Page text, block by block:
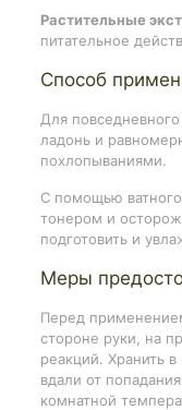
Растительные
питательное
Способ
Для
ладонь и
похлопываниями.
С помощью
тонером и
подготовить и
Меры
Перед
стороне руки, на
реакций. Хранить
вдали от
комнатной